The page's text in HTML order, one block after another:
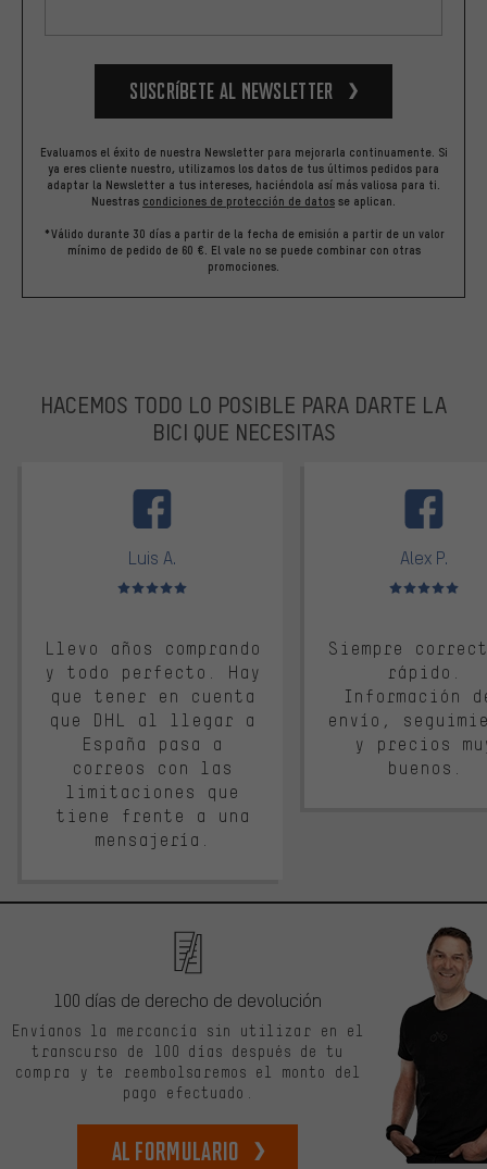
Suscríbete al newsletter
Evaluamos el éxito de nuestra Newsletter para mejorarla continuamente. Si
ya eres cliente nuestro, utilizamos los datos de tus últimos pedidos para
adaptar la Newsletter a tus intereses, haciéndola así más valiosa para ti.
Nuestras condiciones de protección de datos se aplican.
*Válido durante 30 días a partir de la fecha de emisión a partir de un valor
mínimo de pedido de 60 €. El vale no se puede combinar con otras
promociones.
HACEMOS TODO LO POSIBLE PARA DARTE LA
BICI QUE NECESITAS
Luis A.
Valoración media: 5 de 5
Llevo años comprando
y todo perfecto. Hay
que tener en cuenta
que DHL al llegar a
España pasa a
correos con las
limitaciones que
tiene frente a una
mensajería.
Alex P.
Valoración
Siempre
rápido.
Información
envío,
y precios
buenos.
100 días de derecho de devolución
Envíanos la mercancía sin utilizar en el
transcurso de 100 días después de tu
compra y te reembolsaremos el monto del
pago efectuado.
Al formulario